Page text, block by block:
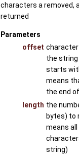
characters a removed,
returned
Parameters
offset
the
starts
means
the end
length the
bytes) to
means
string)